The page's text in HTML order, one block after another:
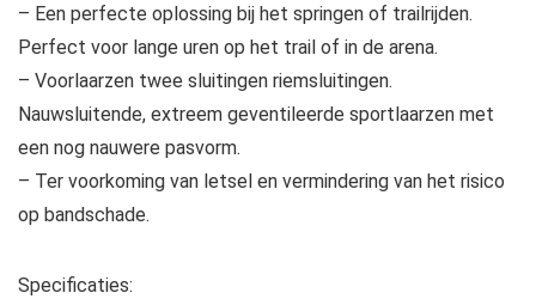
– Een perfecte oplossing bij het springen of trailrijden.
Perfect voor lange uren op het trail of in de arena.
– Voorlaarzen twee sluitingen riemsluitingen.
Nauwsluitende, extreem geventileerde sportlaarzen met
een nog nauwere pasvorm.
– Ter voorkoming van letsel en vermindering van het risico
op bandschade.
Specificaties: